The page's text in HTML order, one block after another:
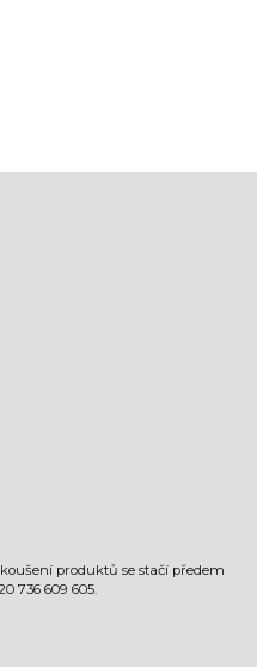
produktů se stačí předem
736 609 605.